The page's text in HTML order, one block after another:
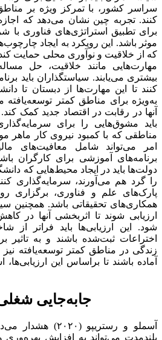
سراسر کشور، با تمرکز ویژه بر
کنند. تجربه چین نشان می‌دهد که
برای تطبیق استراتژی‌‌‌های فناوری با
موثر باشد. این رویکرد به ایجاد
که از خلاقیت و نوآوری محلی حمایت
مهارت‌‌‌هایی مانند خلاقیت، حل
بیشتری می‌‌‌یابند. سیاستگذاران باید
کنند تا این مهارت‌‌‌ها از دبستان تا
به‌ویژه برای مناطق کمتر توسعه‌‌‌یافته
آنها در رقابت در اقتصاد جدید کمک
باید مشوق‌‌‌هایی را برای
مناطقی که با کمبود نیروی کار ماهر
امر می‌‌‌تواند شامل معافیت‌‌‌های
برنامه‌‌‌های آموزشی برای کارگران
دولت‌‌‌ها باید در ایجاد محیط‌‌‌هایی که
را گرد هم می‌‌‌آورند، سرمایه‌گذاری
پارک‌‌‌های علم و فناوری، برگزاری
همکاری‌‌‌های تحقیقاتی باشد. همچنین
ارزیابی شوند تا اثربخشی آنها
شود. این ارزیابی‌‌‌ها باید فراتر از
اختراعات ثبت‌شده باشند و به تاثیر
زندگی در مناطق کمتر توسعه‌‌‌یافته نیز
آماده باشند تا براساس این
جابه‌جایی
آسملو و رستریپو
بلندمدت می‌‌‌تواند به افزایش بهره‌‌‌وری